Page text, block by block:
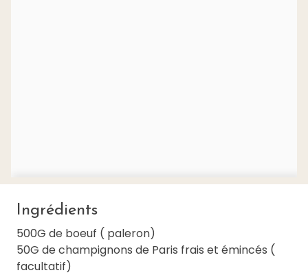
Ingrédients
500G de boeuf ( paleron)
50G de champignons de Paris frais et émincés (
facultatif)